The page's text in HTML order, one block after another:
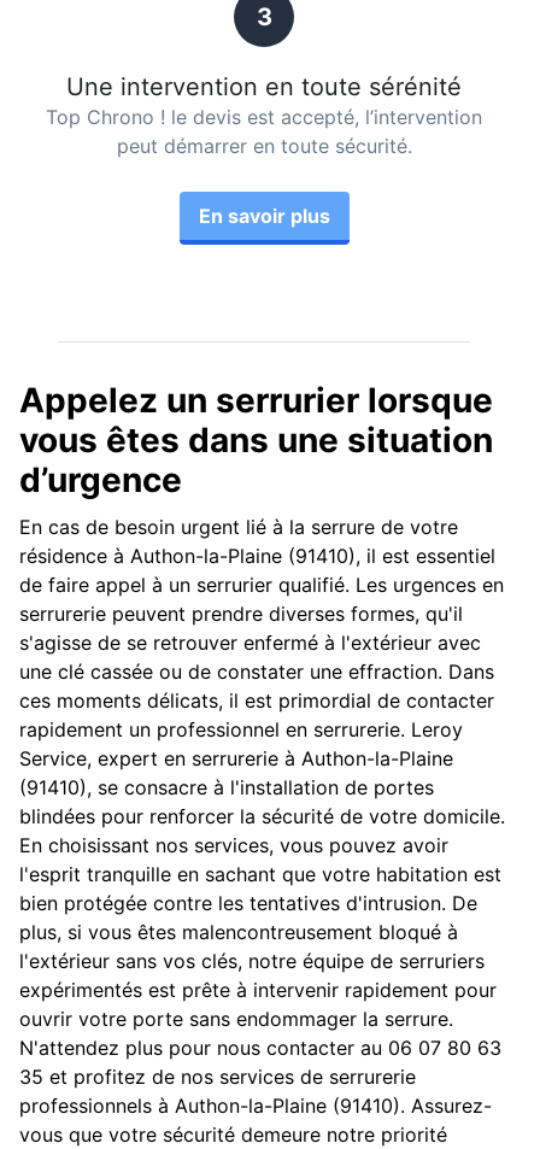
3
Une intervention en toute sérénité
Top Chrono ! le devis est accepté, l’intervention
peut démarrer en toute sécurité.
En savoir plus
Appelez un serrurier lorsque
vous êtes dans une situation
d’urgence
En cas de besoin urgent lié à la serrure de votre
résidence à Authon-la-Plaine (91410), il est essentiel
de faire appel à un serrurier qualifié. Les urgences en
serrurerie peuvent prendre diverses formes, qu'il
s'agisse de se retrouver enfermé à l'extérieur avec
une clé cassée ou de constater une effraction. Dans
ces moments délicats, il est primordial de contacter
rapidement un professionnel en serrurerie. Leroy
Service, expert en serrurerie à Authon-la-Plaine
(91410), se consacre à l'installation de portes
blindées pour renforcer la sécurité de votre domicile.
En choisissant nos services, vous pouvez avoir
l'esprit tranquille en sachant que votre habitation est
bien protégée contre les tentatives d'intrusion. De
plus, si vous êtes malencontreusement bloqué à
l'extérieur sans vos clés, notre équipe de serruriers
expérimentés est prête à intervenir rapidement pour
ouvrir votre porte sans endommager la serrure.
N'attendez plus pour nous contacter au 06 07 80 63
35 et profitez de nos services de serrurerie
professionnels à Authon-la-Plaine (91410). Assurez-
vous que votre sécurité demeure notre priorité